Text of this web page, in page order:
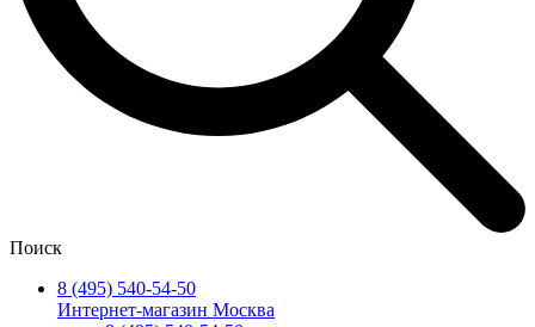
Поиск
8 (495) 540-54-50
Интернет-магазин Москва